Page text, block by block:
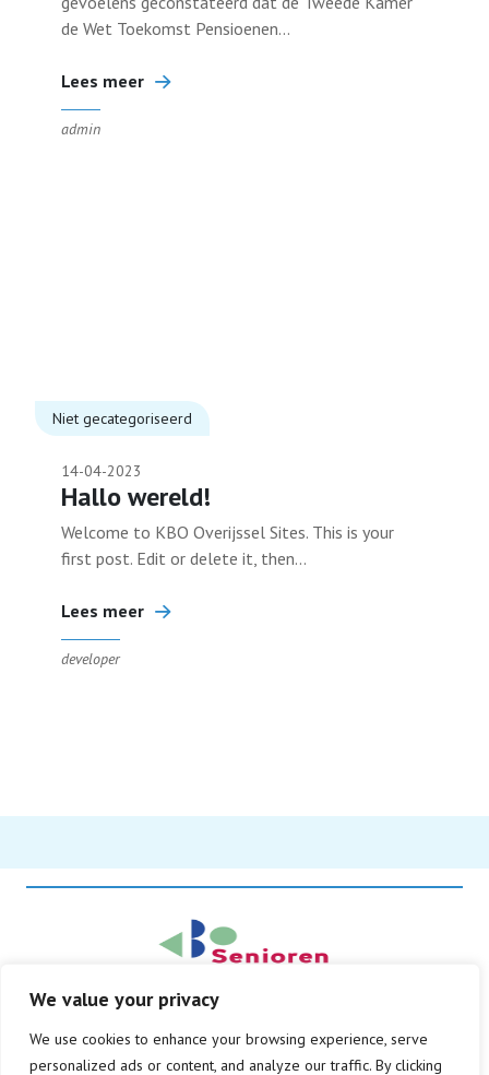
We value your privacy
We use cookies to enhance your browsing experience, serve
personalized ads or content, and analyze our traffic. By clicking
de Wet Toekomst Pensioenen...
Lees meer
admin
Niet gecategoriseerd
14-04-2023
Hallo wereld!
Welcome to KBO Overijssel Sites. This is your
first post. Edit or delete it, then...
Lees meer
developer
Alle rechten voorbehouden